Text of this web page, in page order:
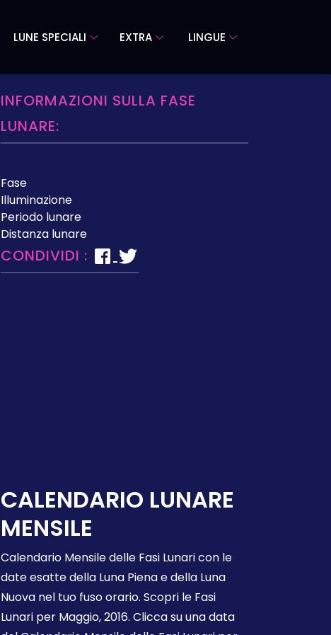
LUNE SPECIALI EXTRA LINGUE
INFORMAZIONI SULLA FASE
LUNARE:
Fase
Illuminazione
Periodo lunare
Distanza lunare
CONDIVIDI :
CALENDARIO LUNARE
MENSILE
Calendario Mensile delle Fasi Lunari con le
date esatte della Luna Piena e della Luna
Nuova nel tuo fuso orario. Scopri le Fasi
Lunari per Maggio, 2016. Clicca su una data